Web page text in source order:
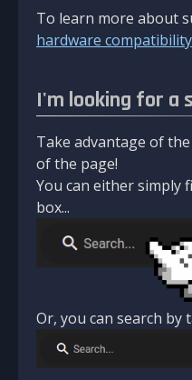
To learn more about
hardware compatibility
I'm looking for a
Take advantage of
of the page!
You can either simply
box...
Or, you can search by